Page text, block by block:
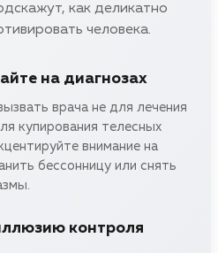
как деликатно
человека.
на диагнозах
врача не для лечения
купирования телесных
внимание на
бессонницу или снять
контроля